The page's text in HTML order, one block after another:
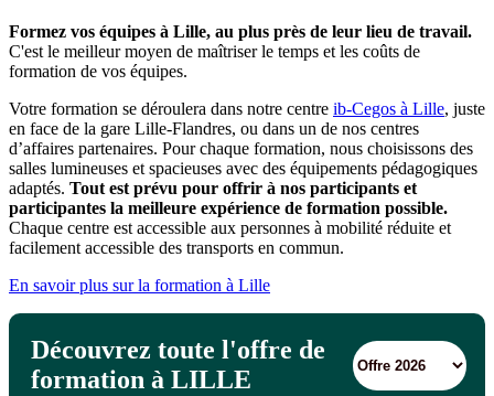
Formez vos équipes à Lille, au plus près de leur lieu de travail.
C'est le meilleur moyen de maîtriser le temps et les coûts de
formation de vos équipes.
Votre formation se déroulera dans notre centre ib-Cegos à Lille, juste
en face de la gare Lille-Flandres, ou dans un de nos centres
d’affaires partenaires. Pour chaque formation, nous choisissons des
salles lumineuses et spacieuses avec des équipements pédagogiques
adaptés. Tout est prévu pour offrir à nos participants et
participantes la meilleure expérience de formation possible.
Chaque centre est accessible aux personnes à mobilité réduite et
facilement accessible des transports en commun.
En savoir plus sur la formation à Lille
Découvrez toute l'offre de
formation à LILLE